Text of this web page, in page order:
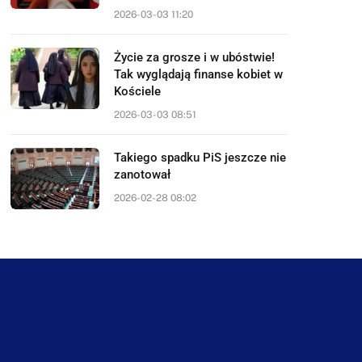
2026-03-03 11:20
Życie za grosze i w ubóstwie!
Tak wyglądają finanse kobiet w
Kościele
2026-03-03 08:51
Takiego spadku PiS jeszcze nie
zanotował
2026-02-28 08:02